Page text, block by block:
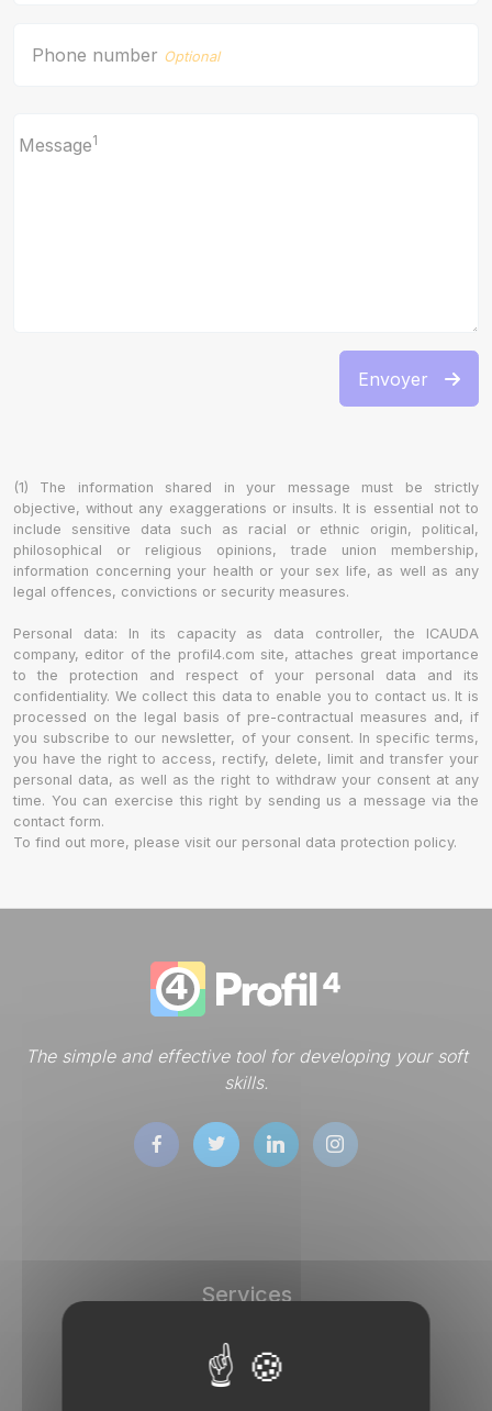
Phone number Optional
Message1
Envoyer
(1) The information shared in your message must be strictly
objective, without any exaggerations or insults. It is essential not to
include sensitive data such as racial or ethnic origin, political,
philosophical or religious opinions, trade union membership,
information concerning your health or your sex life, as well as any
legal offences, convictions or security measures.
Personal data: In its capacity as data controller, the ICAUDA
company, editor of the profil4.com site, attaches great importance
to the protection and respect of your personal data and its
confidentiality. We collect this data to enable you to contact us. It is
processed on the legal basis of pre-contractual measures and, if
you subscribe to our newsletter, of your consent. In specific terms,
you have the right to access, rectify, delete, limit and transfer your
personal data, as well as the right to withdraw your consent at any
time. You can exercise this right by sending us a message via the
contact form.
To find out more, please visit our personal data protection policy.
The simple and effective tool for developing your soft
skills.
Services
DISC tests
Store